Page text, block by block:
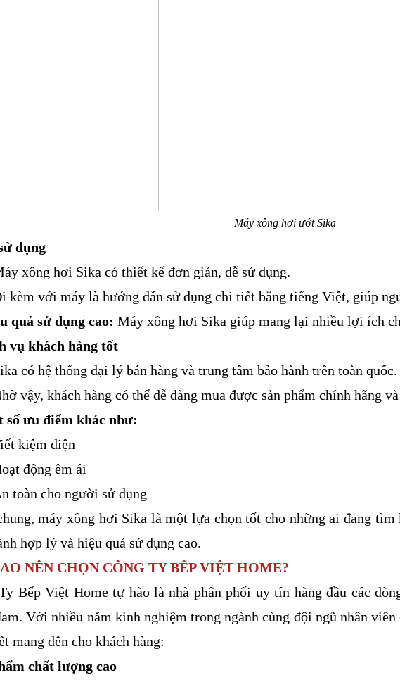
Máy xông hơi ướt Sika
dụng
xông hơi Sika có thiết kế đơn giản, dễ sử dụng.
kèm với máy là hướng dẫn sử dụng chi tiết bằng tiếng Việt, giúp
quả sử dụng cao: Máy xông hơi Sika giúp mang lại nhiều lợi ích
vụ khách hàng tốt
có hệ thống đại lý bán hàng và trung tâm bảo hành trên toàn quốc.
vậy, khách hàng có thể dễ dàng mua được sản phẩm chính hãng
số ưu điểm khác như:
kiệm điện
động êm ái
toàn cho người sử dụng
máy xông hơi Sika là một lựa chọn tốt cho những ai đang tìm
hợp lý và hiệu quả sử dụng cao.
NÊN CHỌN CÔNG TY BẾP VIỆT HOME?
Bếp Việt Home tự hào là nhà phân phối uy tín hàng đầu các
Với nhiều năm kinh nghiệm trong ngành cùng đội ngũ nhân
mang đến cho khách hàng:
chất lượng cao